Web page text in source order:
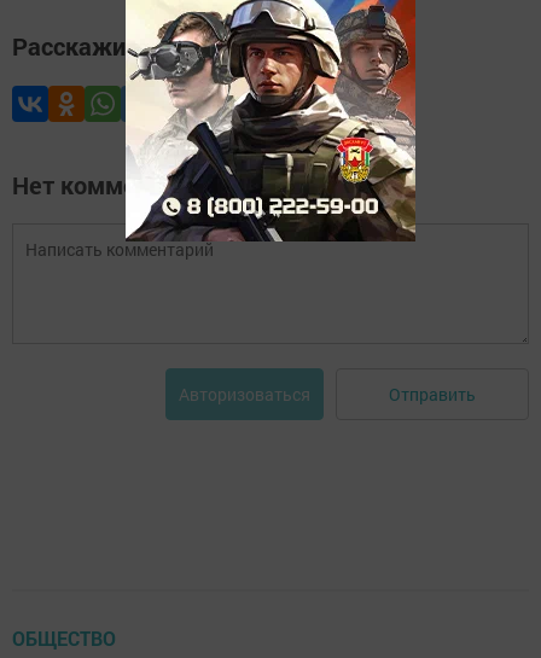
Расскажите друзьям
Нет комментариев
Авторизоваться Отправить
ОБЩЕСТВО